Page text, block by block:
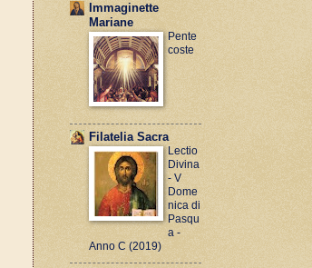
Immaginette
Mariane
Pente
coste
Filatelia Sacra
Lectio
Divina
- V
Dome
nica di
Pasqu
a -
Anno C (2019)